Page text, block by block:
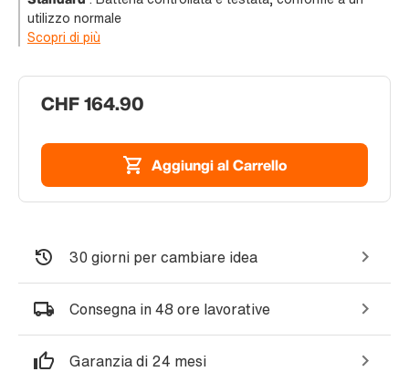
CHF 164.90
Aggiungi al Carrello
utilizzo normale
Scopri di più
30 giorni per cambiare idea
Consegna in 48 ore lavorative
Garanzia di 24 mesi